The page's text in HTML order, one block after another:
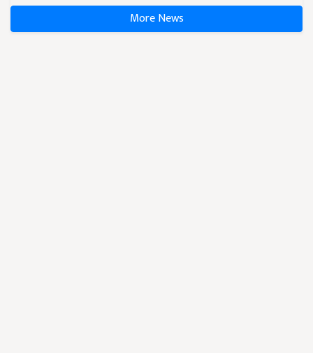
More News